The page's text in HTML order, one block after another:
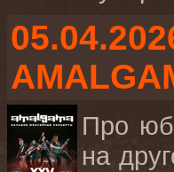
Про
на